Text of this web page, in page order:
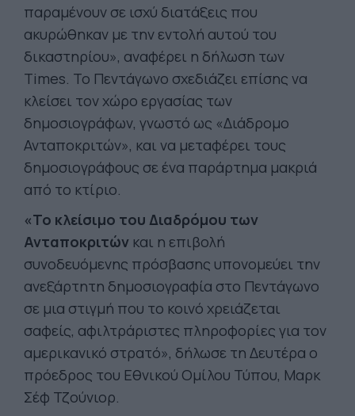
παραμένουν σε ισχύ διατάξεις που
ακυρώθηκαν με την εντολή αυτού του
δικαστηρίου», αναφέρει η δήλωση των
Times. Το Πεντάγωνο σχεδιάζει επίσης να
κλείσει τον χώρο εργασίας των
δημοσιογράφων, γνωστό ως «Διάδρομο
Ανταποκριτών», και να μεταφέρει τους
δημοσιογράφους σε ένα παράρτημα μακριά
από το κτίριο.
«Το κλείσιμο του Διαδρόμου των
Ανταποκριτών και η επιβολή
συνοδευόμενης πρόσβασης υπονομεύει την
ανεξάρτητη δημοσιογραφία στο Πεντάγωνο
σε μια στιγμή που το κοινό χρειάζεται
σαφείς, αφιλτράριστες πληροφορίες για τον
αμερικανικό στρατό», δήλωσε τη Δευτέρα ο
πρόεδρος του Εθνικού Ομίλου Τύπου, Μαρκ
Σέφ Τζούνιορ.